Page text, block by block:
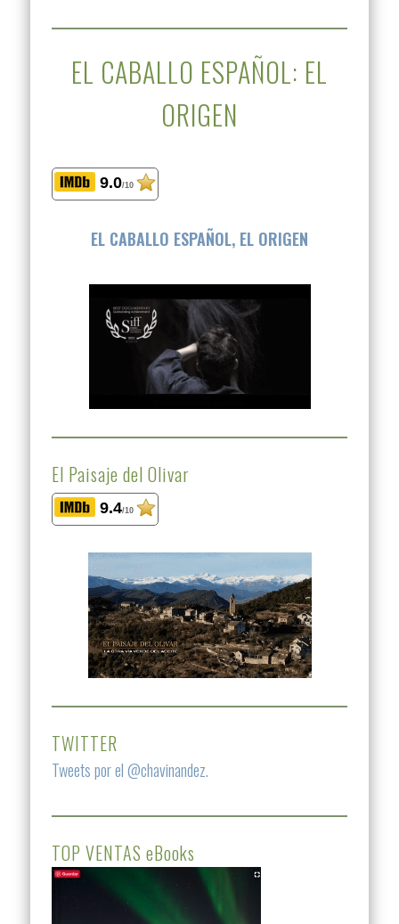
EL CABALLO ESPAÑOL: EL
ORIGEN
9.0/10
EL CABALLO ESPAÑOL, EL ORIGEN
El Paisaje del Olivar
9.4/10
TWITTER
Tweets por el @chavinandez.
TOP VENTAS eBooks